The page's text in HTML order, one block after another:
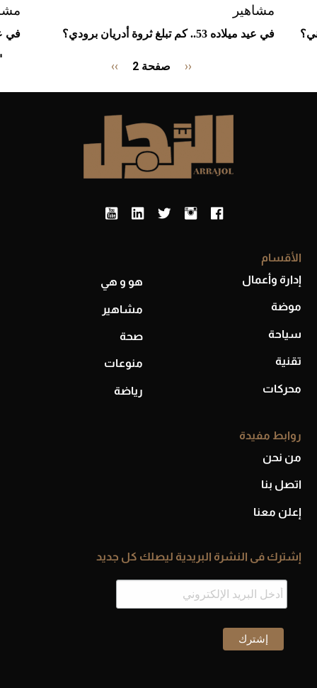
مشاهير
في عيد ميلاده 53.. كم تبلغ ثروة أدريان برودي؟ في
سر
Previous
‹‹ صفحة 2
الصفحة
››
الأقسام
إدارة وأعمال
موضة
سياحة
تقنية
محركات
هو و هي
مشاهير
صحة
منوعات
رياضة
روابط مفيدة
من نحن
اتصل بنا
إعلن معنا
إشترك فى النشرة البريدية ليصلك كل جديد